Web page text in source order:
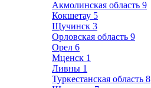
Акмолинская область 9
Кокшетау 5
Щучинск 3
Орловская область 9
Орел 6
Мценск 1
Ливны 1
Туркестанская область 8